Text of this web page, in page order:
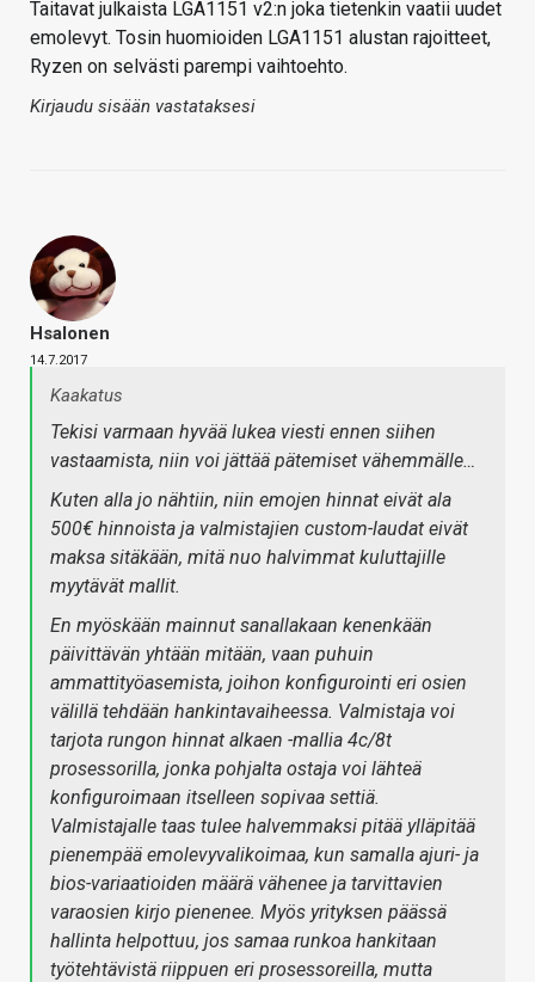
Taitavat julkaista LGA1151 v2:n joka tietenkin vaatii uudet
emolevyt. Tosin huomioiden LGA1151 alustan rajoitteet,
Ryzen on selvästi parempi vaihtoehto.
Kirjaudu sisään vastataksesi
Hsalonen
14.7.2017
Kaakatus
Tekisi varmaan hyvää lukea viesti ennen siihen
vastaamista, niin voi jättää pätemiset vähemmälle…
Kuten alla jo nähtiin, niin emojen hinnat eivät ala
500€ hinnoista ja valmistajien custom-laudat eivät
maksa sitäkään, mitä nuo halvimmat kuluttajille
myytävät mallit.
En myöskään mainnut sanallakaan kenenkään
päivittävän yhtään mitään, vaan puhuin
ammattityöasemista, joihon konfigurointi eri osien
välillä tehdään hankintavaiheessa. Valmistaja voi
tarjota rungon hinnat alkaen -mallia 4c/8t
prosessorilla, jonka pohjalta ostaja voi lähteä
konfiguroimaan itselleen sopivaa settiä.
Valmistajalle taas tulee halvemmaksi pitää ylläpitää
pienempää emolevyvalikoimaa, kun samalla ajuri- ja
bios-variaatioiden määrä vähenee ja tarvittavien
varaosien kirjo pienenee. Myös yrityksen päässä
hallinta helpottuu, jos samaa runkoa hankitaan
työtehtävistä riippuen eri prosessoreilla, mutta